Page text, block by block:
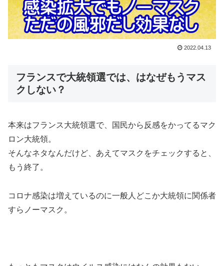
2022.04.13
フランスで大統領選では、はなぜもうマス
クしない？
本来はフランス大統領選で、国民から反感をかってるマク
ロン大統領。
そんなネタなんだけど、あえてマスクをチェックすると、
もう終了。
コロナ感染は増えているのに一般人どこか大統領に関係者
すらノーマスク。